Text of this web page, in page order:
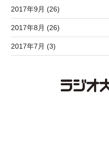
2017年9月 (26)
2017年8月 (26)
2017年7月 (3)